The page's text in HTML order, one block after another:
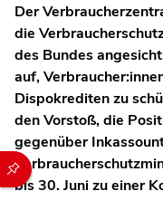
Durch die folgenden
Der
die
des Bundes
auf,
Dispokrediten zu
den Vorstoß, die
gegenüber
bis 30. Juni zu einer